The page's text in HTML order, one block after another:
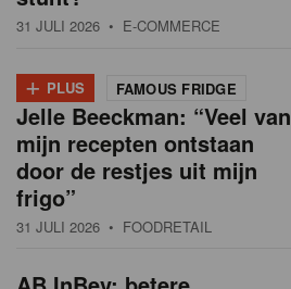
31 JULI 2026 • E-COMMERCE
+ PLUS FAMOUS FRIDGE
Jelle Beeckman: “Veel van
mijn recepten ontstaan
door de restjes uit mijn
frigo”
31 JULI 2026 • FOODRETAIL